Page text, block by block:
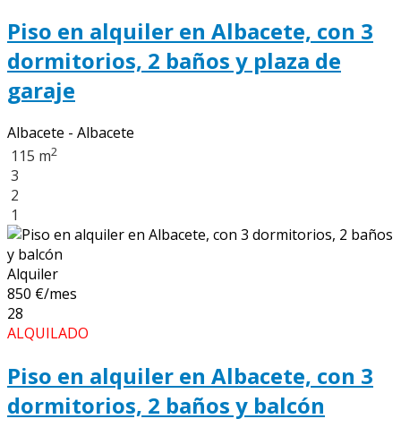
Piso en alquiler en Albacete, con 3
dormitorios, 2 baños y plaza de
garaje
Albacete - Albacete
115 m2
3
2
1
Alquiler
850 €/mes
28
ALQUILADO
Piso en alquiler en Albacete, con 3
dormitorios, 2 baños y balcón